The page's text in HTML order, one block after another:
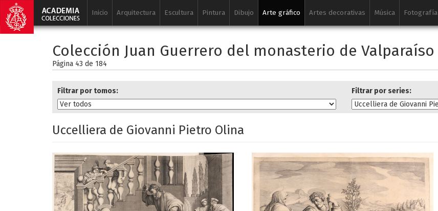
Inicio Arquitectura Escultura Pintura Dibujo Arte gráfico Artes decorativas Música Fotografía
Colección Juan Guerrero del monasterio de Valparaíso
Página 43 de 184
Filtrar por tomos: Filtrar por series:
Uccelliera de Giovanni Pietro Olina